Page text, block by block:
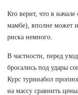
Кто верит, что в
мамбе), вполне может
риска немного.
В частности, перед
бросались под удары
Курс туринабол
на массу сравнить